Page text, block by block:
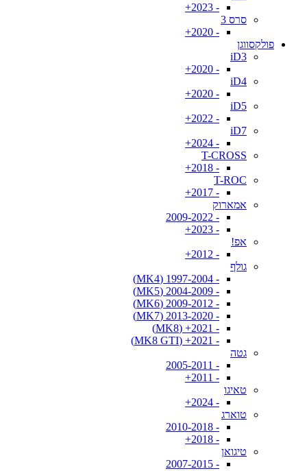
- 2023+
סרס 3
- 2020+
פולקסווגן
iD3
- 2020+
iD4
- 2020+
iD5
- 2022+
iD7
- 2024+
T-CROSS
- 2018+
T-ROC
- 2017+
אמארוק
- 2009-2022
- 2023+
אפ!
- 2012+
גולף
- 1997-2004 (MK4)
- 2004-2009 (MK5)
- 2009-2012 (MK6)
- 2013-2020 (MK7)
- 2021+ (MK8)
- 2021+ (MK8 GTI)
גטה
- 2005-2011
- 2011+
טאיגו
- 2024+
טוארג
- 2010-2018
- 2018+
טיגואן
- 2007-2015